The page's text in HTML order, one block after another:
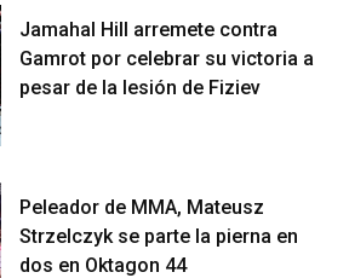
Jamahal Hill arremete contra
Gamrot por celebrar su victoria a
pesar de la lesión de Fiziev
Peleador de MMA, Mateusz
Strzelczyk se parte la pierna en
dos en Oktagon 44